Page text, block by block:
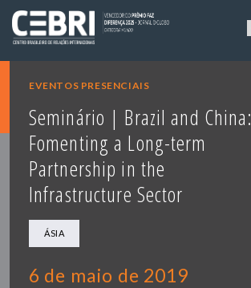
EVENTOS PRESENCIAIS
Seminário | Brazil and China:
Fomenting a Long-term
Partnership in the
Infrastructure Sector
ÁSIA
6 de maio de 2019